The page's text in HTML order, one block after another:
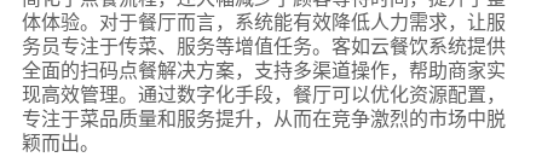
体体验。对于餐厅而言，系统能有效降低人力需求，让服
务员专注于传菜、服务等增值任务。客如云餐饮系统提供
全面的扫码点餐解决方案，支持多渠道操作，帮助商家实
现高效管理。通过数字化手段，餐厅可以优化资源配置，
专注于菜品质量和服务提升，从而在竞争激烈的市场中脱
颖而出。